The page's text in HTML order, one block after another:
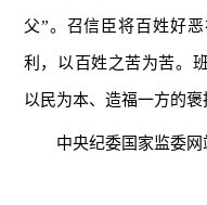
父”。召信臣将百姓好
利，以百姓之苦为苦。
以民为本、造福一方的褒
中央纪委国家监委网